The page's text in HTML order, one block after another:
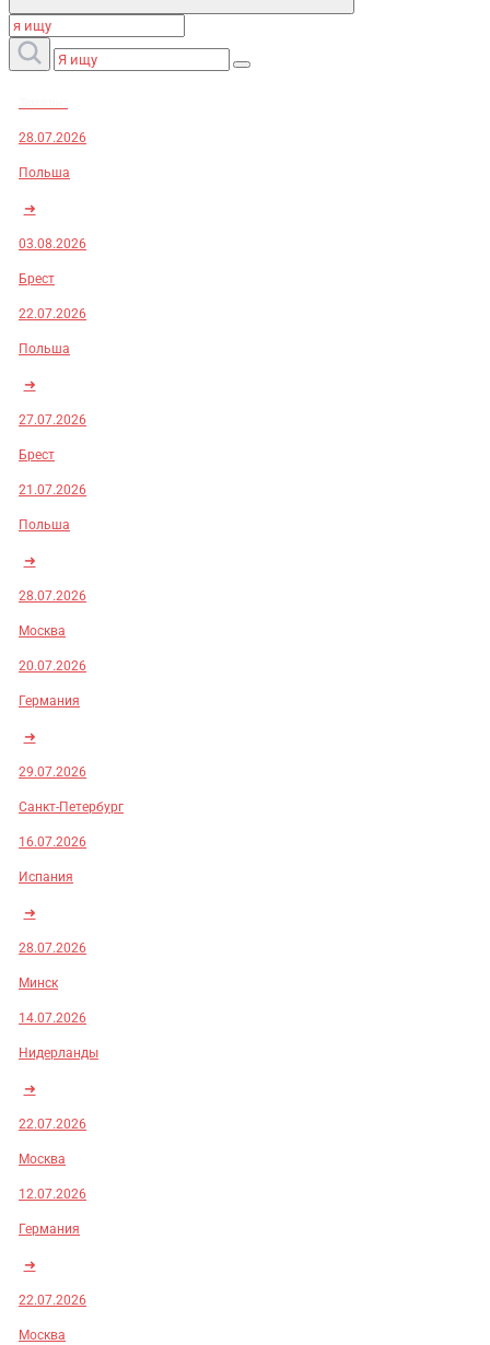
28.07.2026
Польша
➜
03.08.2026
Брест
22.07.2026
Польша
➜
27.07.2026
Брест
21.07.2026
Польша
➜
28.07.2026
Москва
20.07.2026
Германия
➜
29.07.2026
Санкт-Петербург
16.07.2026
Испания
➜
28.07.2026
Минск
14.07.2026
Нидерланды
➜
22.07.2026
Москва
12.07.2026
Германия
➜
22.07.2026
Москва